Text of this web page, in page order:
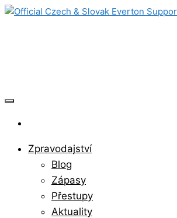
Skip
Zpravodajství
Blog
Zápasy
Přestupy
Aktuality